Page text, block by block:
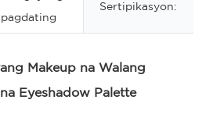
pagdating
Sertipikasyon:
Makeup na Walang
Eyeshadow Palette